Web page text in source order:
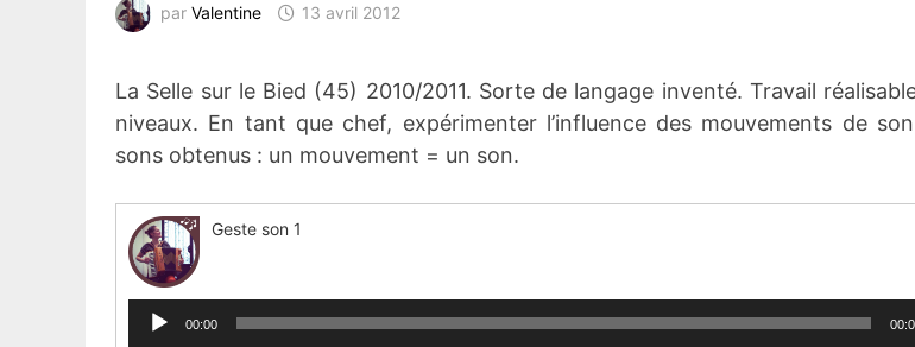
par Valentine 13 avril 2012
La Selle sur le Bied (45) 2010/2011. Sorte de langage inventé. Travail
niveaux. En tant que chef, expérimenter l’influence des mouvements de
sons obtenus : un mouvement = un son.
Geste son 1
Lecteur
audio
00:00